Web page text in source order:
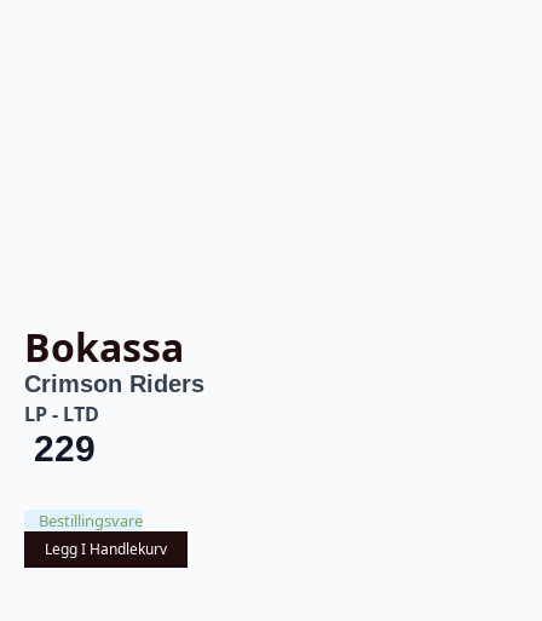
Bokassa
Crimson Riders
LP - LTD
229
Bestillingsvare
Legg I Handlekurv